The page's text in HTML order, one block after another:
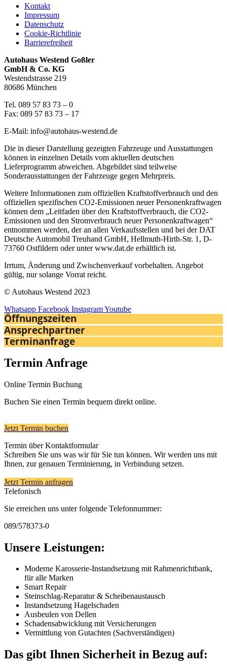
Kontakt
Impressum
Datenschutz
Cookie-Richtlinie
Barrierefreiheit
Autohaus Westend Goßler
GmbH & Co. KG
Westendstrasse 219
80686 München
Tel. 089 57 83 73 – 0
Fax: 089 57 83 73 – 17
E-Mail: info@autohaus-westend.de
Die in dieser Darstellung gezeigten Fahrzeuge und Ausstattungen
können in einzelnen Details vom aktuellen deutschen
Lieferprogramm abweichen. Abgebildet sind teilweise
Sonderausstattungen der Fahrzeuge gegen Mehrpreis.
Weitere Informationen zum offiziellen Kraftstoffverbrauch und den
offiziellen spezifischen CO2-Emissionen neuer Personenkraftwagen
können dem „Leitfaden über den Kraftstoffverbrauch, die CO2-
Emissionen und den Stromverbrauch neuer Personenkraftwagen“
entnommen werden, der an allen Verkaufsstellen und bei der DAT
Deutsche Automobil Treuhand GmbH, Hellmuth-Hirth-Str. 1, D-
73760 Ostfildern oder unter www.dat.de erhältlich ist.
Irrtum, Änderung und Zwischenverkauf vorbehalten. Angebot
gültig, nur solange Vorrat reicht.
© Autohaus Westend 2023
Whatsapp Facebook InstagramYoutube
Öffnungszeiten
Ansprechpartner
Terminanfrage
Termin Anfrage
Online Termin Buchung
Buchen Sie einen Termin bequem direkt online.
Jetzt Termin buchen
Termin über Kontaktformular
Schreiben Sie uns was wir für Sie tun können. Wir werden uns mit
Ihnen, zur genauen Terminierung, in Verbindung setzen.
Jetzt Termin anfragen
Telefonisch
Sie erreichen uns unter folgende Telefonnummer:
089/578373-0
Unsere Leistungen:
Moderne Karosserie-Instandsetzung mit Rahmenrichtbank,
für alle Marken
Smart Repair
Steinschlag-Reparatur & Scheibenaustausch
Instandsetzung Hagelschaden
Ausbeulen von Dellen
Schadensabwicklung mit Versicherungen
Vermittlung von Gutachten (Sachverständigen)
Das gibt Ihnen Sicherheit in Bezug auf: